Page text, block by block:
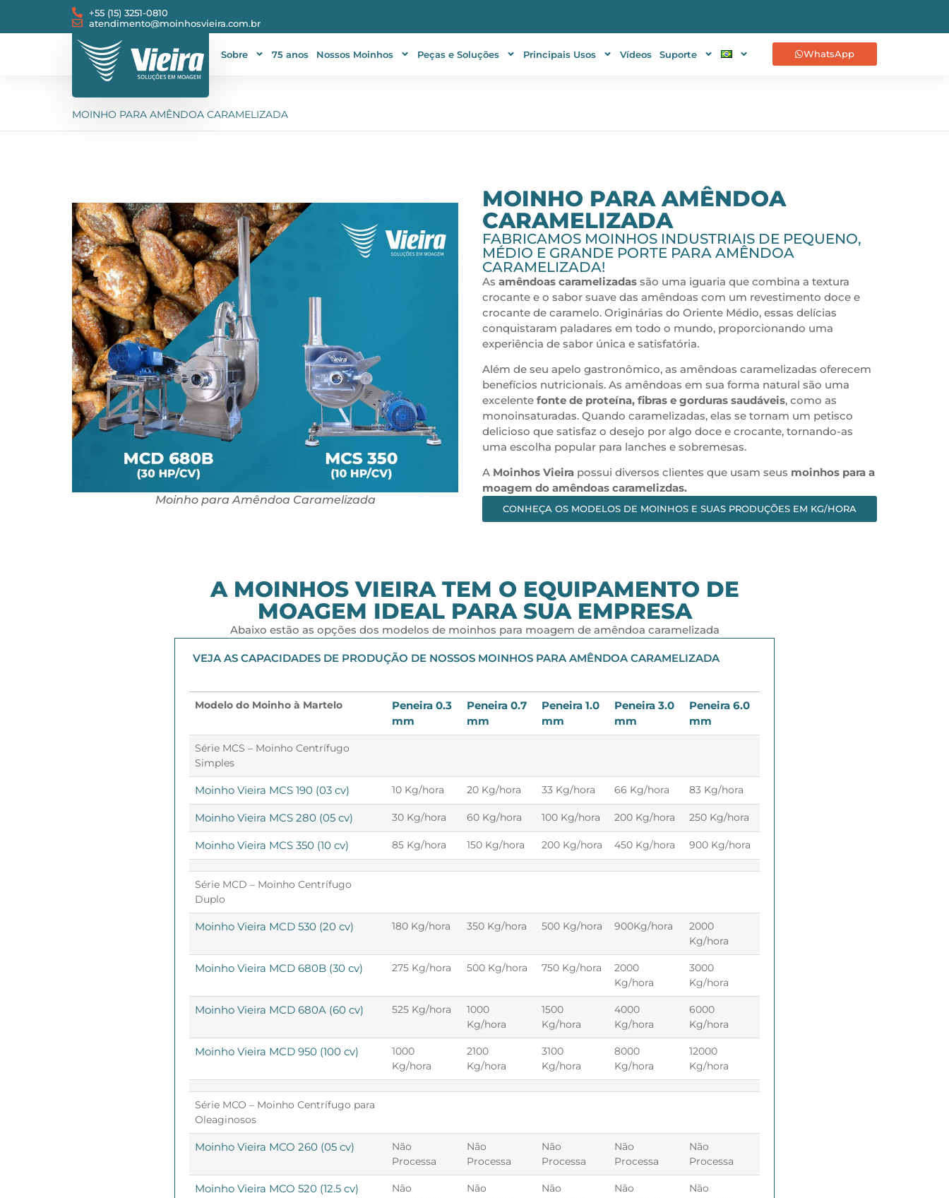
+55 (15) 3251-0810
atendimento@moinhosvieira.com.br
Sobre 75 anos Nossos Moinhos Peças e Soluções Principais Usos Vídeos Suporte WhatsApp
MOINHO PARA AMÊNDOA CARAMELIZADA
Moinho para Amêndoa Caramelizada
MOINHO PARA AMÊNDOA
CARAMELIZADA
FABRICAMOS MOINHOS INDUSTRIAIS DE PEQUENO,
MÉDIO E GRANDE PORTE PARA AMÊNDOA
CARAMELIZADA!
Asamêndoas caramelizadas são uma iguaria que combina a textura
crocante e o sabor suave das amêndoas com um revestimento doce e
crocante de caramelo. Originárias do Oriente Médio, essas delícias
conquistaram paladares em todo o mundo, proporcionando uma
experiência de sabor única e satisfatória.
Além de seu apelo gastronômico, as amêndoas caramelizadas oferecem
benefícios nutricionais. As amêndoas em sua forma natural são uma
excelentefonte de proteína, fibras e gorduras saudáveis, como as
monoinsaturadas. Quando caramelizadas, elas se tornam um petisco
delicioso que satisfaz o desejo por algo doce e crocante, tornando-as
uma escolha popular para lanches e sobremesas.
A Moinhos Vieira possui diversos clientes que usam seus moinhos para a
moagem do amêndoas caramelizdas.
CONHEÇA OS MODELOS DE MOINHOS E SUAS PRODUÇÕES EM KG/HORA
A MOINHOS VIEIRA TEM O EQUIPAMENTO DE
MOAGEM IDEAL PARA SUA EMPRESA
Abaixo estão as opções dos modelos de moinhos para moagem de amêndoa caramelizada
VEJA AS CAPACIDADES DE PRODUÇÃO DE NOSSOS MOINHOS PARA AMÊNDOA CARAMELIZADA
Modelo do Moinho à Martelo
Peneira 0.3
mm
Peneira 0.7
mm
Peneira 1.0
mm
Peneira 3.0
mm
Peneira 6.0
mm
Série MCS – Moinho Centrífugo
Simples
Moinho Vieira MCS 190 (03 cv) 10 Kg/hora 20 Kg/hora 33 Kg/hora 66 Kg/hora 83 Kg/hora
Moinho Vieira MCS 280 (05 cv) 30 Kg/hora 60 Kg/hora 100 Kg/hora 200 Kg/hora 250 Kg/hora
Moinho Vieira MCS 350 (10 cv) 85 Kg/hora 150 Kg/hora 200 Kg/hora 450 Kg/hora 900 Kg/hora
Série MCD – Moinho Centrífugo
Duplo
Moinho Vieira MCD 530 (20 cv) 180 Kg/hora 350 Kg/hora 500 Kg/hora 900Kg/hora
2000
Kg/hora
Moinho Vieira MCD 680B (30 cv) 275 Kg/hora 500 Kg/hora 750 Kg/hora
2000
Kg/hora
3000
Kg/hora
Moinho Vieira MCD 680A (60 cv) 525 Kg/hora
1000
Kg/hora
1500
Kg/hora
4000
Kg/hora
6000
Kg/hora
Moinho Vieira MCD 950 (100 cv)
1000
Kg/hora
2100
Kg/hora
3100
Kg/hora
8000
Kg/hora
12000
Kg/hora
Série MCO – Moinho Centrífugo para
Oleaginosos
Moinho Vieira MCO 260 (05 cv)
Não
Processa
Não
Processa
Não
Processa
Não
Processa
Não
Processa
Moinho Vieira MCO 520 (12.5 cv)
Não
Não
Não
Não
Não